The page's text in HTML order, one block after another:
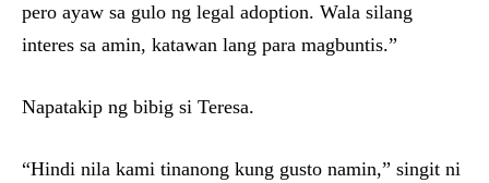
pero ayaw sa gulo ng legal adoption. Wala silang
interes sa amin, katawan lang para magbuntis.”
Napatakip ng bibig si Teresa.
“Hindi nila kami tinanong kung gusto namin,” singit ni